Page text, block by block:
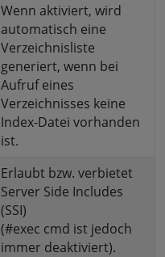
Wenn aktiviert, wird
automatisch eine
Verzeichnisliste
generiert, wenn bei
Aufruf eines
Verzeichnisses keine
Index-Datei vorhanden
ist.
Erlaubt bzw. verbietet
Server Side Includes
(SSI)
(#exec cmd ist jedoch
immer deaktiviert).